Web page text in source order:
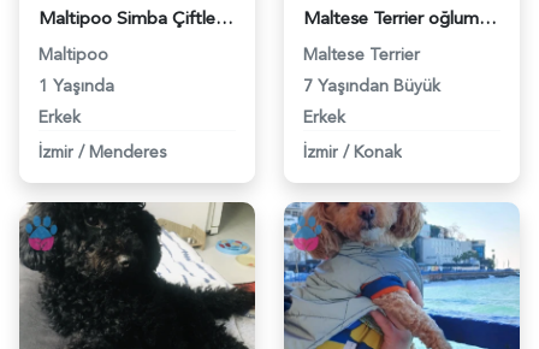
Maltipoo Simba Çiftleşme İlanı - 118984569
Maltipoo
1 Yaşında
Erkek
İzmir / Menderes
Maltese Terrier oğlumuza eş arıyoruz. - 118984579
Maltese Terrier
7 Yaşından Büyük
Erkek
İzmir / Konak